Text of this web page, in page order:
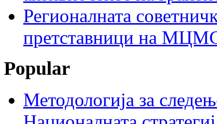
Регионалната
претставници на МЦМС
Popular
Методологија за